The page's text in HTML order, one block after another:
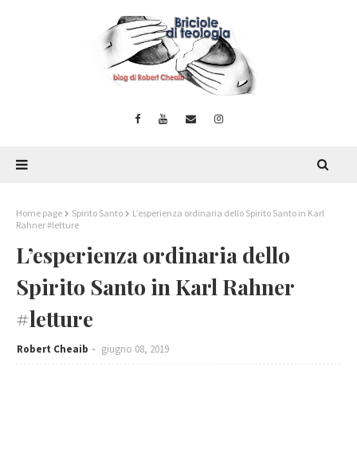
Home page Spirito Santo
L’esperienza ordinaria dello Spirito Santo in Karl
Rahner #letture
L’esperienza ordinaria dello
Spirito Santo in Karl Rahner
#letture
Robert Cheaib giugno 08, 2019